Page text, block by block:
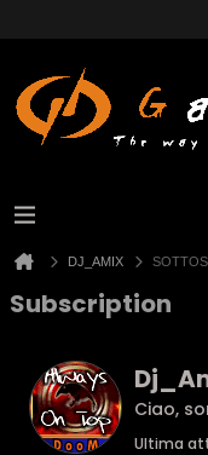
DJ_AMIX
Subscription
Ciao,
Ultima